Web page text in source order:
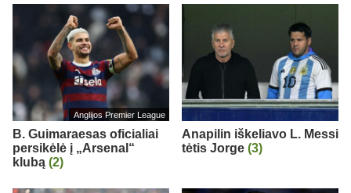
Anglijos Premier League
B. Guimaraesas oficialiai
persikėlė į „Arsenal“
klubą (2)
Anapilin iškeliavo L. Messi
tėtis Jorge (3)